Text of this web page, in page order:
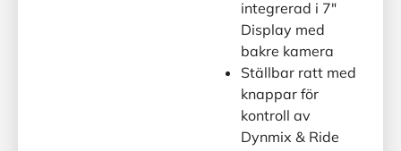
integrerad i 7″
Display med
bakre kamera
Ställbar ratt med
knappar för
kontroll av
Dynmix & Ride